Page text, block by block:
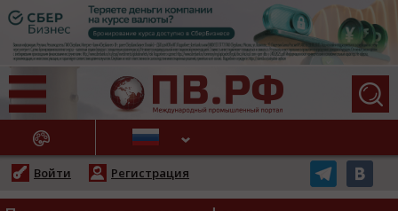
НОВОСТИ
Войти Регистрация